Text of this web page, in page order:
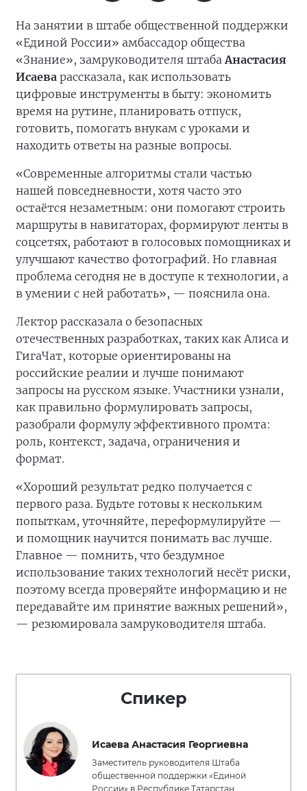
На занятии в штабе общественной поддержки
«Единой России» амбассадор общества
«Знание», замруководителя штабаАнастасия
Исаева рассказала, как использовать
цифровые инструменты в быту: экономить
время на рутине, планировать отпуск,
готовить, помогать внукам с уроками и
находить ответы на разные вопросы.
«Современные алгоритмы стали частью
нашей повседневности, хотя часто это
остаётся незаметным: они помогают строить
маршруты в навигаторах, формируют ленты в
соцсетях, работают в голосовых помощниках и
улучшают качество фотографий. Но главная
проблема сегодня не в доступе к технологии, а
в умении с ней работать», — пояснила она.
Лектор рассказала о безопасных
отечественных разработках, таких как Алиса и
ГигаЧат, которые ориентированы на
российские реалии и лучше понимают
запросы на русском языке. Участники узнали,
как правильно формулировать запросы,
разобрали формулу эффективного промта:
роль, контекст, задача, ограничения и
формат.
«Хороший результат редко получается с
первого раза. Будьте готовы к нескольким
попыткам, уточняйте, переформулируйте —
и помощник научится понимать вас лучше.
Главное — помнить, что бездумное
использование таких технологий несёт риски,
поэтому всегда проверяйте информацию и не
передавайте им принятие важных решений»,
— резюмировала замруководителя штаба.
Спикер
Исаева Анастасия Георгиевна
Заместитель руководителя Штаба
общественной поддержки «Единой
России» в Республике Татарстан,